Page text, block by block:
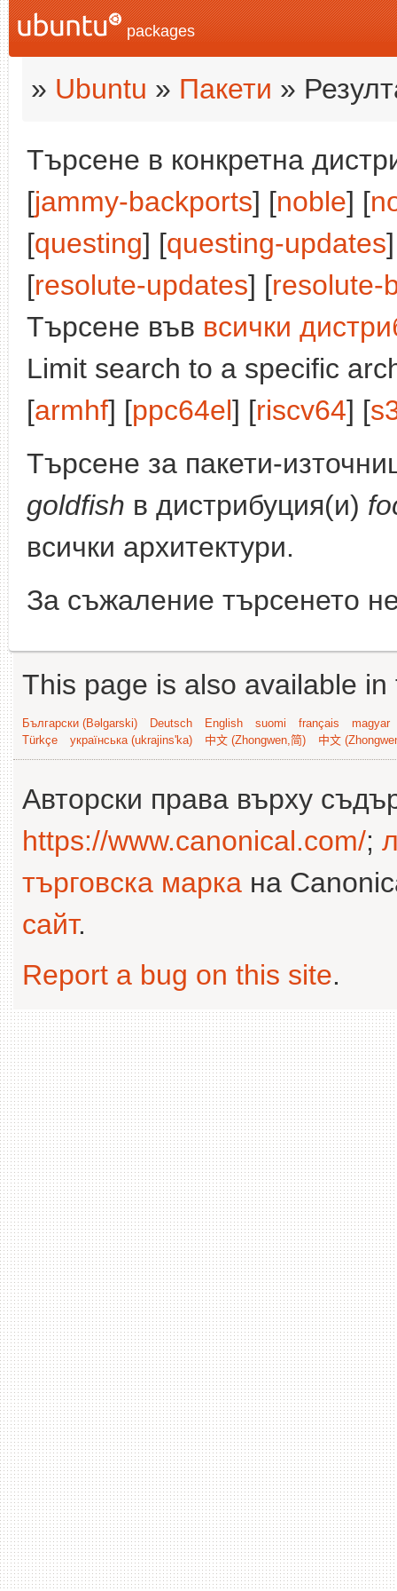
packages
» Ubuntu » Пакети »
Търсене в конкретна
[jammy-backports] [noble] [
[questing] [questing-updates
[resolute-updates] [resolute-
Търсене във всички
Limit search to a specific
[armhf] [ppc64el] [riscv64] [
Търсене за пакети-
goldfish в дистрибуция(и)
всички архитектури.
За съжаление търсенето
This page is also available
Български (Bəlgarski) Deutsch English suomi français
magyar
Türkçe
українська (ukrajins'ka) 中文 (Zhongwen,简) 中文
Авторски права върху
https://www.canonical.com/;
търговска марка на
сайт.
Report a bug on this site.